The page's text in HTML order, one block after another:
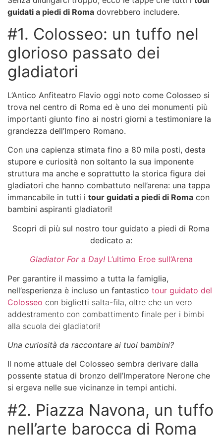
guidati a piedi di Roma dovrebbero includere.
#1. Colosseo: un tuffo nel
glorioso passato dei
gladiatori
L’Antico Anfiteatro Flavio oggi noto come Colosseo si
trova nel centro di Roma ed è uno dei monumenti più
importanti giunto fino ai nostri giorni a testimoniare la
grandezza dell’Impero Romano.
Con una capienza stimata fino a 80 mila posti, desta
stupore e curiosità non soltanto la sua imponente
struttura ma anche e soprattutto la storica figura dei
gladiatori che hanno combattuto nell’arena: una tappa
immancabile in tutti i tour guidati a piedi di Roma con
bambini aspiranti gladiatori!
Scopri di più sul nostro tour guidato a piedi di Roma
dedicato a:
Gladiator For a Day!L’ultimo Eroe sull’Arena
Per garantire il massimo a tutta la famiglia,
nell’esperienza è incluso un fantastico tour guidato del
Colosseo con biglietti salta-fila, oltre che un vero
addestramento con combattimento finale per i bimbi
alla scuola dei gladiatori!
Una curiosità da raccontare ai tuoi bambini?
Il nome attuale del Colosseo sembra derivare dalla
possente statua di bronzo dell’Imperatore Nerone che
si ergeva nelle sue vicinanze in tempi antichi.
#2. Piazza Navona, un tuffo
nell’arte barocca di Roma